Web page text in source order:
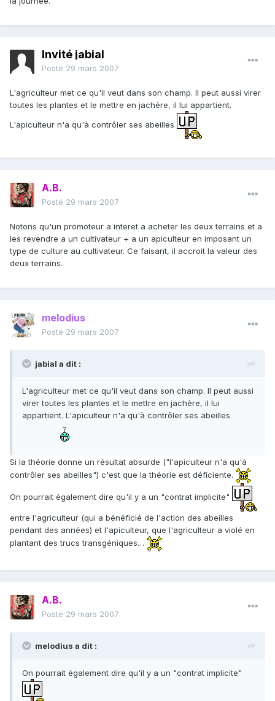
Invité jabial
Posté 29 mars 2007
L'agriculteur met ce qu'il veut dans son champ. Il peut aussi virer
toutes les plantes et le mettre en jachère, il lui appartient.
L'apiculteur n'a qu'à contrôler ses abeilles
A.B.
Posté 29 mars 2007
Notons qu'un promoteur a interet a acheter les deux terrains et a
les revendre a un cultivateur + a un apiculteur en imposant un
type de culture au cultivateur. Ce faisant, il accroit la valeur des
deux terrains.
melodius
Posté 29 mars 2007
jabial a dit :
L'agriculteur met ce qu'il veut dans son champ. Il peut aussi
virer toutes les plantes et le mettre en jachère, il lui
appartient. L'apiculteur n'a qu'à contrôler ses abeilles
Si la théorie donne un résultat absurde ("l'apiculteur n'a qu'à
contrôler ses abeilles") c'est que la théorie est déficiente.
On pourrait également dire qu'il y a un "contrat implicite"
entre l'agriculteur (qui a bénéficié de l'action des abeilles
pendant des années) et l'apiculteur, que l'agriculteur a violé en
plantant des trucs transgéniques…
A.B.
Posté 29 mars 2007
melodius a dit :
On pourrait également dire qu'il y a un "contrat implicite"